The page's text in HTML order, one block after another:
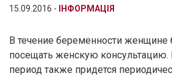
15.09.2016 - ІНФОРМАЦІЯ
В течение беременности женщине
посещать женскую консультацию.
период также придется